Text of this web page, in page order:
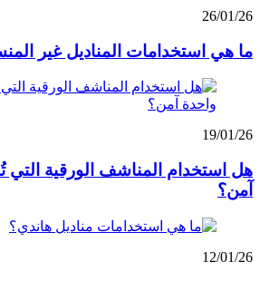
26/01/26
ما هي استخدامات المناديل غير
19/01/26
هل استخدام المناشف الورقية
آمن؟
12/01/26